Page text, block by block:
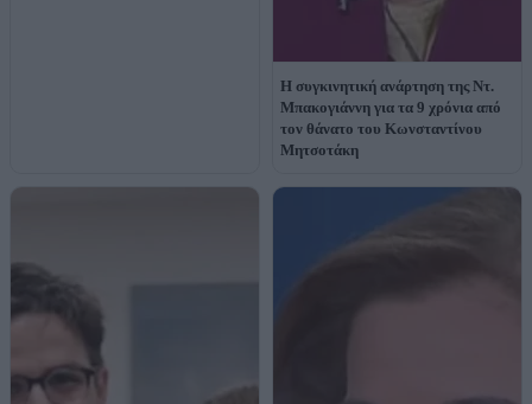
Η συγκινητική ανάρτηση της Ντ.
Μπακογιάννη για τα 9 χρόνια από
τον θάνατο του Κωνσταντίνου
Μητσοτάκη